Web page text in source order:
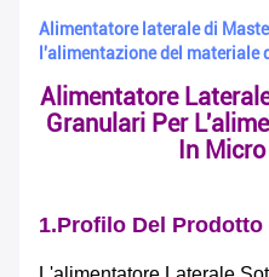
Alimentatore laterale di
l'alimentazione del materiale
Alimentatore
Granulari Per
In
1.Profilo Del Prodotto